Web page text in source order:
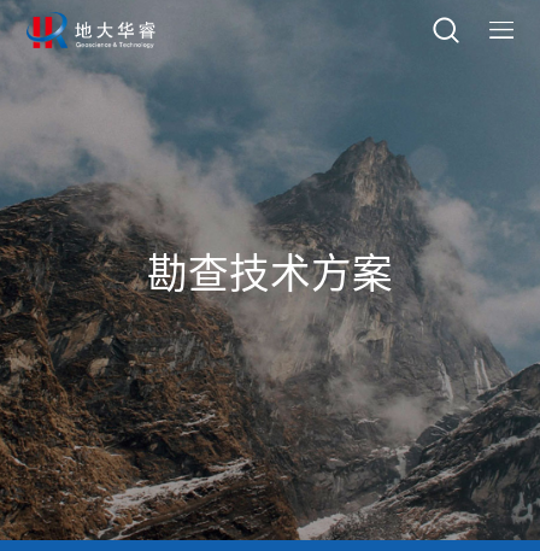
勘查技术方案